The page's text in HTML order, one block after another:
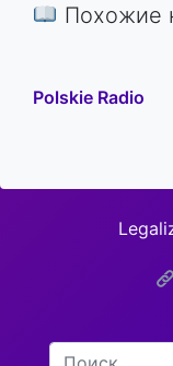
Похожие
Polskie Radio